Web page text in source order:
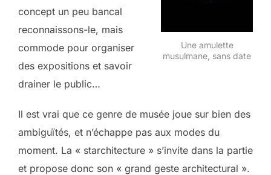
Une amulette
musulmane, sans date
concept un peu bancal
reconnaissons-le, mais
commode pour organiser
des expositions et savoir
drainer le public…
Il est vrai que ce genre de musée joue sur bien des
ambiguïtés, et n’échappe pas aux modes du
moment. La « starchitecture » s’invite dans la partie
et propose donc son « grand geste architectural ».